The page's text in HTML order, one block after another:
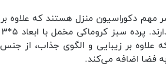
مهم دکوراسیون منزل هستند که علاوه
بر زیبایی و الگوی جذاب، از
فضا اضافه می‌کند.